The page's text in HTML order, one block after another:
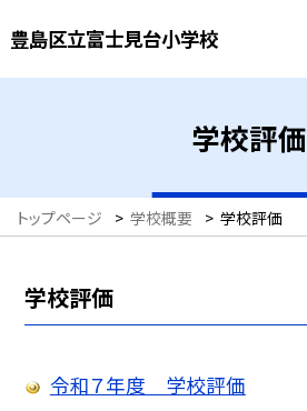
豊島区立富士見台小学校
学校評価
トップページ > 学校概要 > 学校評価
学校評価
令和７年度 学校評価